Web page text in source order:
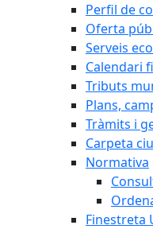
Perfil de
Oferta
Serveis
Calendari
Tributs
Plans,
Tràmits i
Carpeta
Normativa
Finestreta